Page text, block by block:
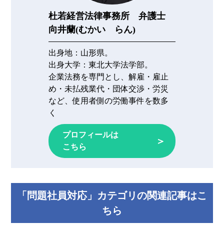
杜若経営法律事務所 弁護士
向井蘭(むかい らん)
出身地： 山形県。
出身大学： 東北大学法学部。
企業法務を専門とし、解雇・雇止
め・未払残業代・団体交渉・労災
など、使用者側の労働事件を数多
く
プロフィールは
こちら
＞
「問題社員対応」カテゴリの関連記事はこ
ちら